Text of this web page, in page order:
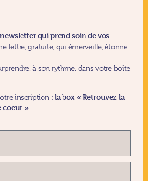
newsletter qui prend soin de vos
lettre, gratuite, qui émerveille, étonne
à son rythme, dans votre boîte
inscription :la box «Retrouvez la
coeur »